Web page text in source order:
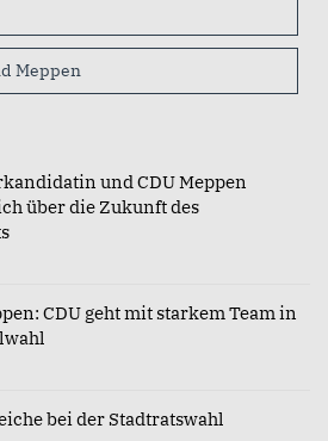
Meppen
und CDU Meppen
über die Zukunft des
CDU geht mit starkem Team in
bei der Stadtratswahl